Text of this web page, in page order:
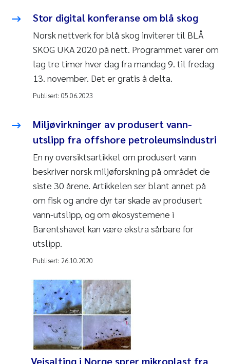
Stor digital konferanse om blå skog
Norsk nettverk for blå skog inviterer til BLÅ
SKOG UKA 2020 på nett. Programmet varer om
lag tre timer hver dag fra mandag 9. til fredag
13. november. Det er gratis å delta.
Publisert: 05.06.2023
Miljøvirkninger av produsert vann-
utslipp fra offshore petroleumsindustri
En ny oversiktsartikkel om produsert vann
beskriver norsk miljøforskning på området de
siste 30 årene. Artikkelen ser blant annet på
om fisk og andre dyr tar skade av produsert
vann-utslipp, og om økosystemene i
Barentshavet kan være ekstra sårbare for
utslipp.
Publisert: 26.10.2020
Veisalting i Norge sprer mikroplast fra